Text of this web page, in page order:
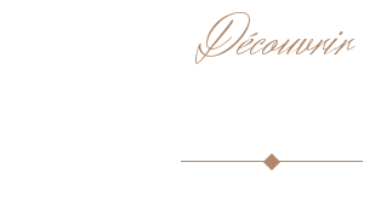
Découvrir